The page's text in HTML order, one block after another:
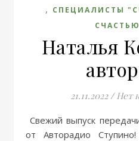
, СПЕЦИАЛИСТЫ
Наталья
21.11.2022 / Нет
Свежий выпуск передачи «Народ хочет знать»
от Авторадио